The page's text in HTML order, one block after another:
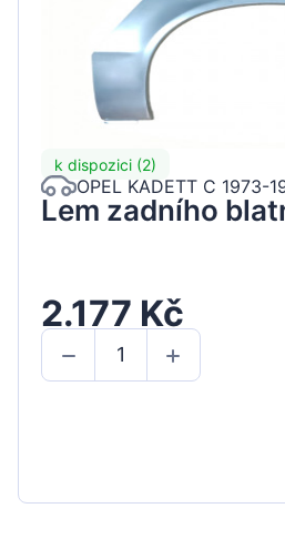
k dispozici (2)
OPEL KADETT C 1973-
Lem zadního
2.177 Kč